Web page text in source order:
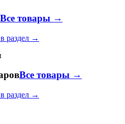
Все товары →
раздел →
Все товары →
раздел →